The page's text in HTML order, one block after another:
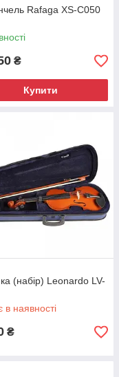
Rafaga XS-C050
₴
Купити
(набір) Leonardo LV-
в наявності
₴